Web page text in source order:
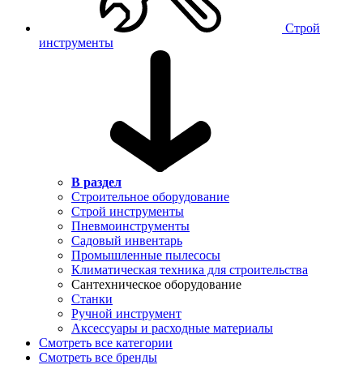
Строй
инструменты
В раздел
Строительное оборудование
Строй инструменты
Пневмоинструменты
Садовый инвентарь
Промышленные пылесосы
Климатическая техника для строительства
Сантехническое оборудование
Станки
Ручной инструмент
Аксессуары и расходные материалы
Смотреть все категории
Смотреть все бренды